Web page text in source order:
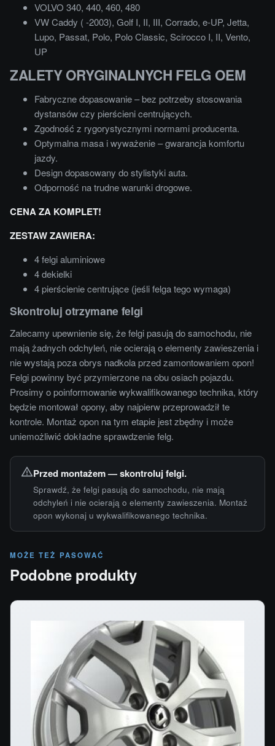
VOLVO 340, 440, 460, 480
VW Caddy ( -2003), Golf I, II, III, Corrado, e-UP, Jetta,
Lupo, Passat, Polo, Polo Classic, Scirocco I, II, Vento,
UP
ZALETY ORYGINALNYCH FELG OEM
Fabryczne dopasowanie – bez potrzeby stosowania
dystansów czy pierścieni centrujących.
Zgodność z rygorystycznymi normami producenta.
Optymalna masa i wyważenie – gwarancja komfortu
jazdy.
Design dopasowany do stylistyki auta.
Odporność na trudne warunki drogowe.
CENA ZA KOMPLET!
ZESTAW ZAWIERA:
4 felgi aluminiowe
4 dekielki
4 pierścienie centrujące (jeśli felga tego wymaga)
Skontroluj otrzymane felgi
Zalecamy upewnienie się, że felgi pasują do samochodu, nie
mają żadnych odchyleń, nie ocierają o elementy zawieszenia i
nie wystają poza obrys nadkola przed zamontowaniem opon!
Felgi powinny być przymierzone na obu osiach pojazdu.
Prosimy o poinformowanie wykwalifikowanego technika, który
będzie montował opony, aby najpierw przeprowadził te
kontrole. Montaż opon na tym etapie jest zbędny i może
uniemożliwić dokładne sprawdzenie felg.
Przed montażem — skontroluj felgi.
Sprawdź, że felgi pasują do samochodu, nie mają
odchyleń i nie ocierają o elementy zawieszenia. Montaż
opon wykonaj u wykwalifikowanego technika.
MOŻE TEŻ PASOWAĆ
Podobne produkty